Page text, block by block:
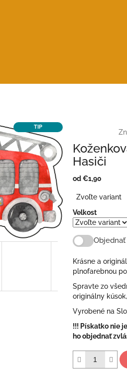
TIP
Hasiči
od€1,90
cena:
Zvoľte variant
Velkost
Objednať
Krásne a
plnofarebnou
Spravte zo
originálny
Vyrobené na
!!! Pískatko nie
ho objednať